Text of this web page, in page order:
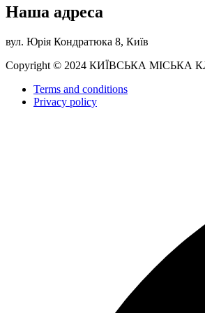
Наша адреса
вул. Юрія Кондратюка 8, Київ
Copyright © 2024 КИЇВСЬКА МІСЬКА
Terms and conditions
Privacy policy